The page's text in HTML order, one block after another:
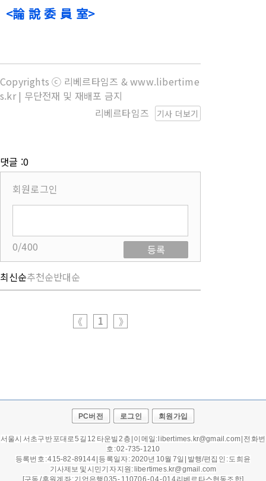
<論 說 委 員 室>
Copyrights ⓒ 리베르타임즈 & www.libertime
s.kr | 무단전재 및 재배포 금지
기사 더보기
리베르타임즈
댓글 :0
회원로그인
0/400
등록
최신순추천순반대순
《 1 》
PC버전 로그인 회원가입
서울시 서초구 반포대로 5길 12 타운빌 2층 | 이메일: libertimes.kr@gmail.com | 전화번
호 : 02-735-1210
등록번호 : 415-82-89144 | 등록일자 : 2020년 10월 7일 |
발행/편집인 : 도희윤
기사제보 및 시민기자 지원: libertimes.kr@gmail.com